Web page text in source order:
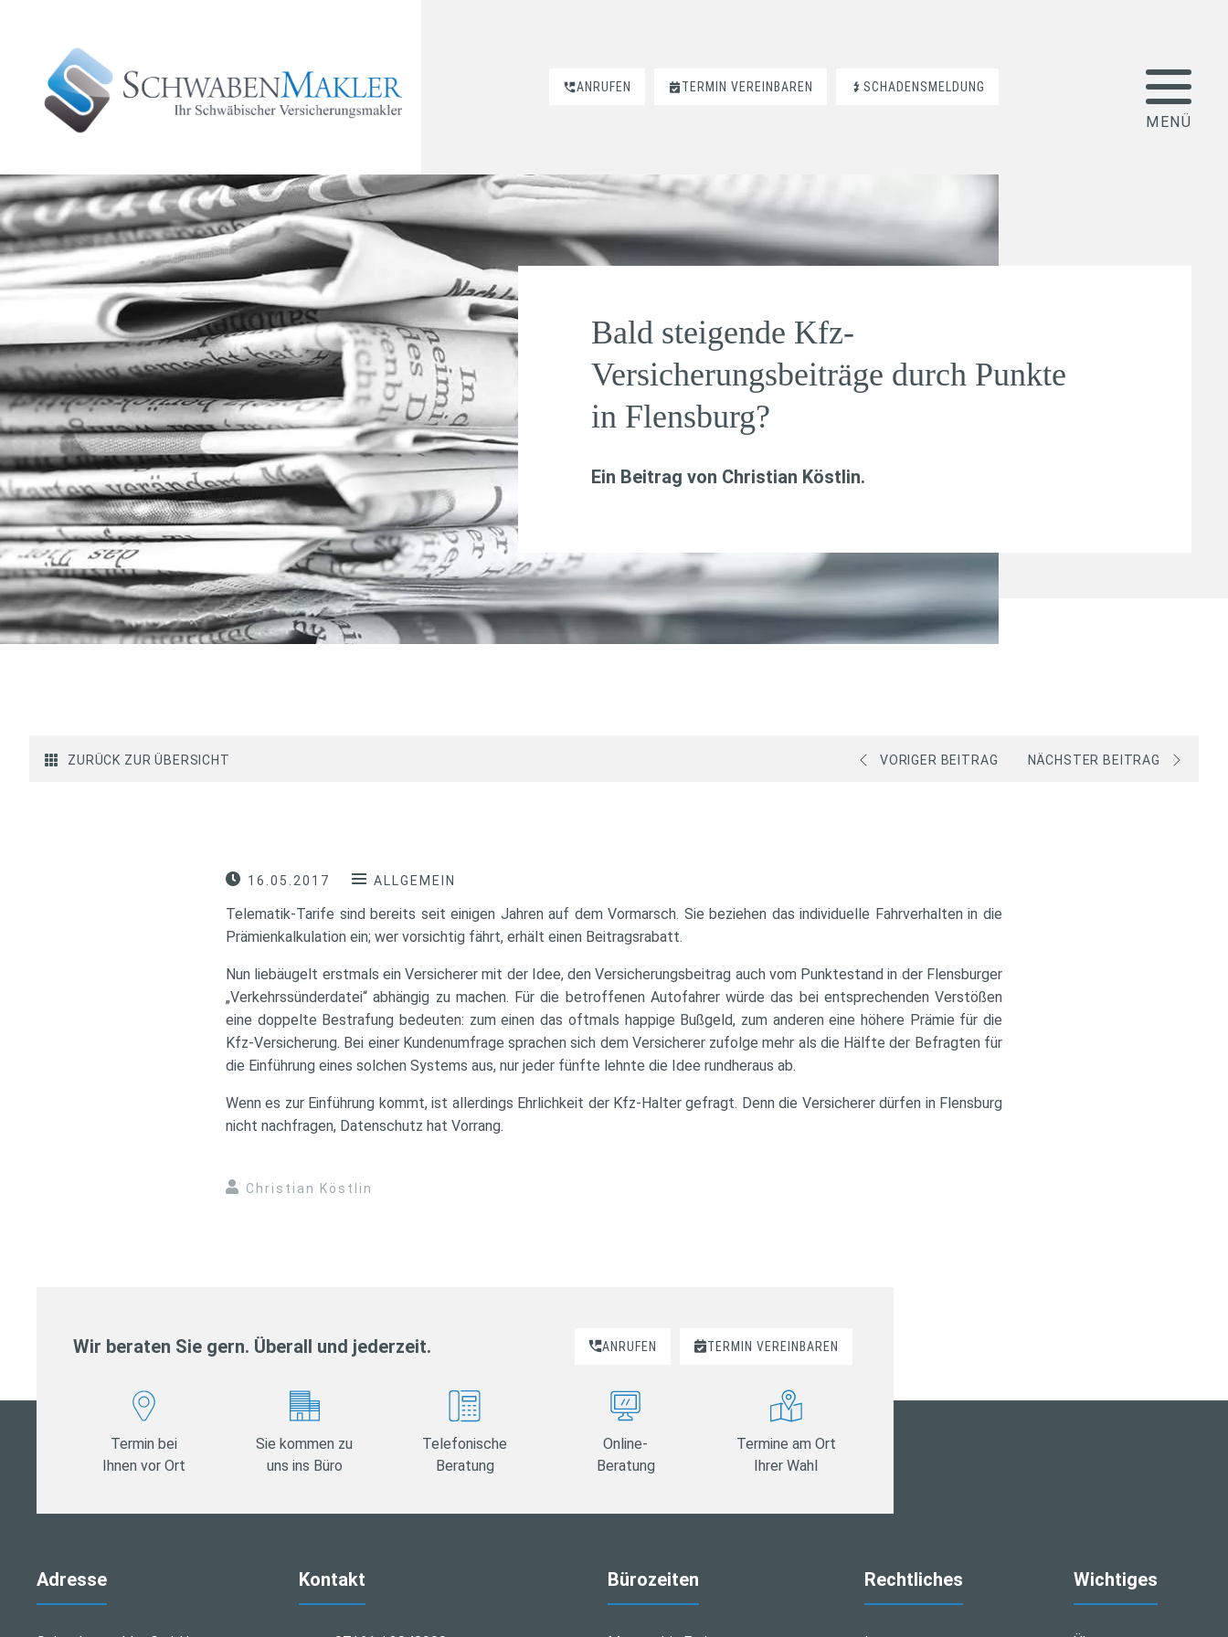
ANRUFEN TERMIN VEREINBAREN SCHADENSMELDUNG
Bald steigende Kfz-
Versicherungsbeiträge durch Punkte
in Flensburg?
Ein Beitrag von Christian Köstlin.
ZURÜCK ZUR ÜBERSICHT VORIGER BEITRAG NÄCHSTER BEITRAG
16.05.2017 ALLGEMEIN
Telematik-Tarife sind bereits seit einigen Jahren auf dem Vormarsch. Sie beziehen das individuelle Fahrverhalten in die
Prämienkalkulation ein; wer vorsichtig fährt, erhält einen Beitragsrabatt.
Nun liebäugelt erstmals ein Versicherer mit der Idee, den Versicherungsbeitrag auch vom Punktestand in der Flensburger
„Verkehrssünderdatei“ abhängig zu machen. Für die betroffenen Autofahrer würde das bei entsprechenden Verstößen
eine doppelte Bestrafung bedeuten: zum einen das oftmals happige Bußgeld, zum anderen eine höhere Prämie für die
Kfz-Versicherung. Bei einer Kundenumfrage sprachen sich dem Versicherer zufolge mehr als die Hälfte der Befragten für
die Einführung eines solchen Systems aus, nur jeder fünfte lehnte die Idee rundheraus ab.
Wenn es zur Einführung kommt, ist allerdings Ehrlichkeit der Kfz-Halter gefragt. Denn die Versicherer dürfen in Flensburg
nicht nachfragen, Datenschutz hat Vorrang.
Christian Köstlin
Wir beraten Sie gern. Überall und jederzeit. ANRUFEN TERMIN VEREINBAREN
Termin bei
Ihnen vor Ort
Sie kommen zu
uns ins Büro
Telefonische
Beratung
Online-
Beratung
Termine am Ort
Ihrer Wahl
Adresse Kontakt Bürozeiten Rechtliches Wichtiges